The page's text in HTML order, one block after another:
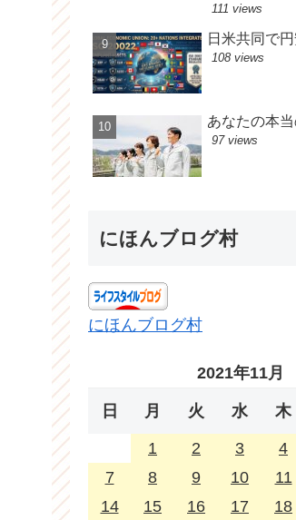
111 views
日米共同で
108 views
あなたの本
97 views
にほんブログ村
にほんブログ村
2021年11月
日 月 火 水 木
1 2 3 4
7
8 9 10 11
14
15 16 17 18